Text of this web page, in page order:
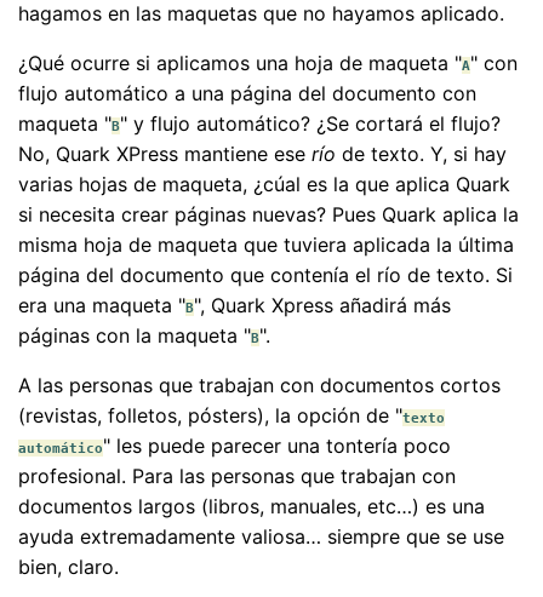
hagamos en las maquetas que no hayamos aplicado.
¿Qué ocurre si aplicamos una hoja de maqueta "A" con
flujo automático a una página del documento con
maqueta "B" y flujo automático? ¿Se cortará el flujo?
No, Quark XPress mantiene ese río de texto. Y, si hay
varias hojas de maqueta, ¿cúal es la que aplica Quark
si necesita crear páginas nuevas? Pues Quark aplica la
misma hoja de maqueta que tuviera aplicada la última
página del documento que contenía el río de texto. Si
era una maqueta "B", Quark Xpress añadirá más
páginas con la maqueta "B".
A las personas que trabajan con documentos cortos
(revistas, folletos, pósters), la opción de "texto
automático" les puede parecer una tontería poco
profesional. Para las personas que trabajan con
documentos largos (libros, manuales, etc…) es una
ayuda extremadamente valiosa… siempre que se use
bien, claro.